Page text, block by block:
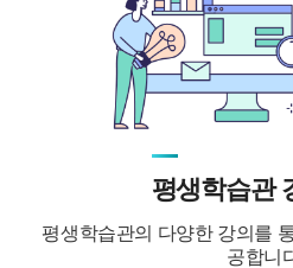
평생학습관
평생학습관의 다양한 강의를
공합니